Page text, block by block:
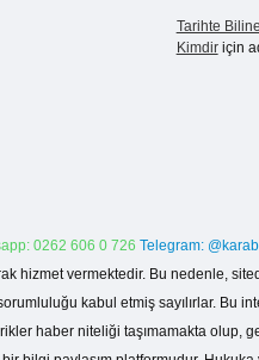
Tarihte
Kimdiriçin
0262 606 0 726 Telegram:
hizmet vermektedir. Bu nedenle,
kabul etmiş sayılırlar. Bu
haber niteliği taşımamakta olup,